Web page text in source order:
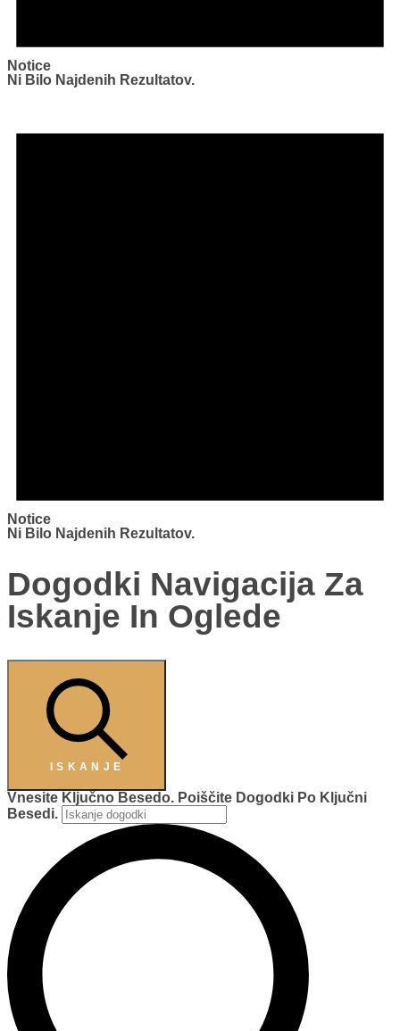
Notice
Ni Bilo Najdenih Rezultatov.
Notice
Ni Bilo Najdenih Rezultatov.
Dogodki Navigacija Za
Iskanje In Oglede
ISKANJE
Vnesite Ključno Besedo. Poiščite Dogodki Po Ključni
Besedi.